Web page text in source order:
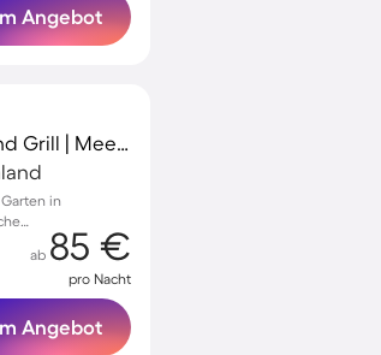
Angebot
Ferienwohnung mit Terrasse, Garten und Grill | Meerblick
in
ab 85 €
pro Nacht
Angebot